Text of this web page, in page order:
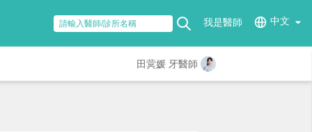
我是醫師 中文
田蓂媛 牙醫師